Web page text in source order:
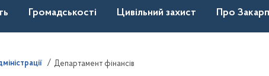
Громадськості Цивільний захист Про
Департамент фінансів